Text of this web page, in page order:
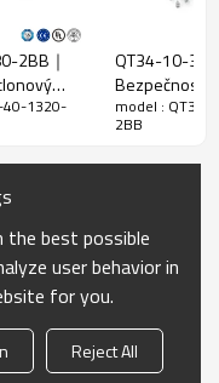
vysílače a přijímače.
mm
2BB｜
40-1320-
QT34-10-
závěs｜
model : QT34-
2BB
the best possible
user behavior in
for you.
Reject All